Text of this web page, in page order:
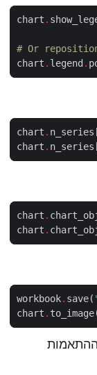
chart .
# Or
chart . legend .
chart .
chart .
chart .
chart .
workbook. save(
chart .